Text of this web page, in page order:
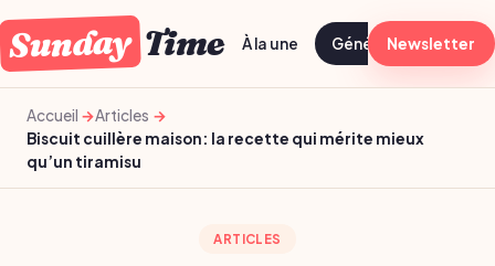
Sunday Time À la une GénéralisteNewsletter
Accueil
Articles
Biscuit cuillère maison: la recette qui mérite mieux
qu’un tiramisu
ARTICLES